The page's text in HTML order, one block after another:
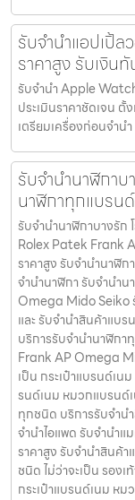
รับจำนำแอปเปิ้
ราคาสูง รับเงิน
รับจำนำ Apple
ประเมินราคาชัดเจน ตั้
เตรียมเครื่องก่อนจำนำ
รับจำนำนาฬิกาบ
นาฬิกาทุกแบรน
รับจำนำนาฬิกาบางรัก
Rolex Patek Frank
ราคาสูง รับจำนำนาฬิก
จำนำนาฬิกา รับจำนำ
Omega Mido Seiko
และ รับจำนำสินค้าแบร
บริการรับจำนำนาฬิกา
Frank AP Omega
เป็น กระเป๋าแบรนด์เน
รนด์เนม หมวกแบรนด์
ทุกชนิด บริการรับจำน
จำนำไอแพด รับจำนำ
ราคาสูง รับจำนำสินค้
ชนิด ไม่ว่าจะเป็น รอง
กระเป๋าแบรนด์เนม ห